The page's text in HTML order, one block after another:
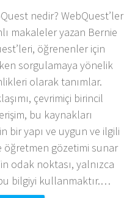
nedir? WebQuest’ler
makaleler yazan Bernie
öğrenenler için
sorgulamaya yönelik
olarak tanımlar.
çevrimiçi birincil
bu kaynakları
bir yapı ve uygun ve ilgili
öğretmen gözetimi sunar
odak noktası, yalnızca
bilgiyi kullanmaktır.…